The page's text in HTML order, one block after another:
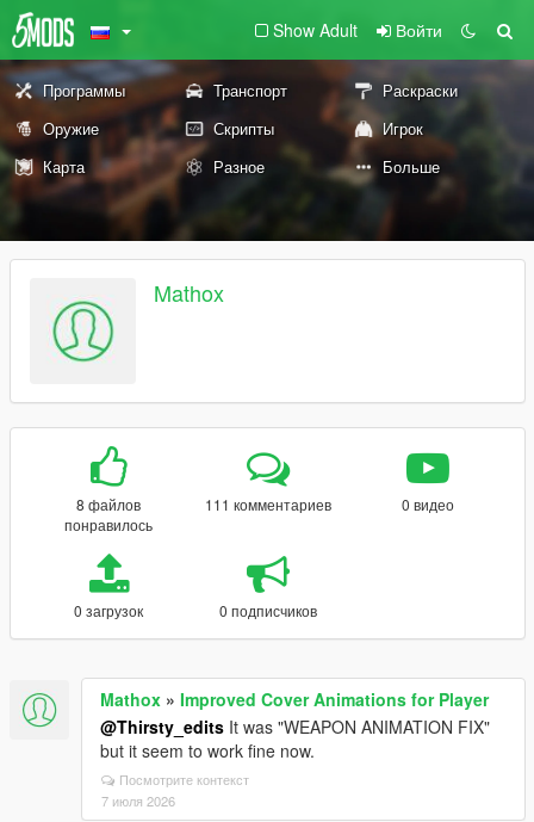
Show Adult Войти
Программы Транспорт
Раскраски
Оружие
Скрипты
Игрок
Карта
Разное Больше
Mathox
8 файлов
понравилось
111 комментариев 0 видео
0 загрузок 0 подписчиков
Mathox » Improved Cover Animations for Player
@Thirsty_edits It was "WEAPON ANIMATION FIX"
but it seem to work fine now.
Посмотрите контекст
7 июля 2026